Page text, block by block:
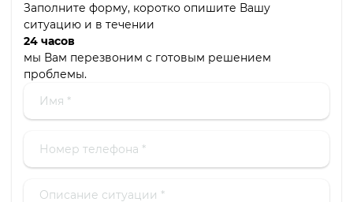
Заполните форму, коротко опишите Вашу
ситуацию и в течении
24 часов
мы Вам перезвоним с готовым решением
проблемы.